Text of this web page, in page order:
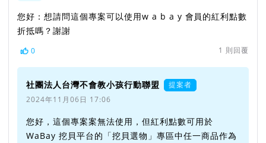
您好：想請問這個專案可以使用w a b a y 會員的紅利點數
折抵嗎？謝謝
0 1 則回覆
社團法人台灣不會教小孩行動聯盟
提案者
2024年11月06日 17:06
您好，這個專案案無法使用，但紅利點數可用於
WaBay 挖貝平台的「挖貝選物」專區中任一商品作為